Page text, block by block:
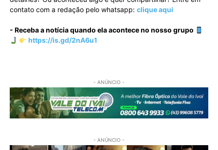
contato com a redação pelo whatsapp: clique aqui
- Receba a notícia quando ela acontece no nosso grupo
https://is.gd/2nA6u1
- ANÚNCIO -
- ANÚNCIO -